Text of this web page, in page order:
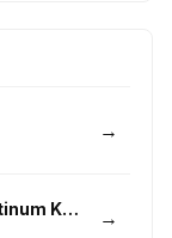
420 Evolution 27/1 CA PLA Platinum Kush